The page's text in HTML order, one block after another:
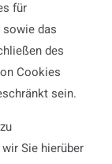
für
das
des
Cookies
sein.
Sie hierüber